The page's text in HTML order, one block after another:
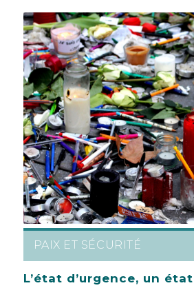
PAIX ET SÉCURITÉ
L’état d’urgence, un